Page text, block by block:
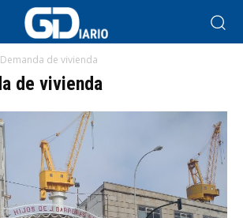
Demanda de vivienda
de vivienda